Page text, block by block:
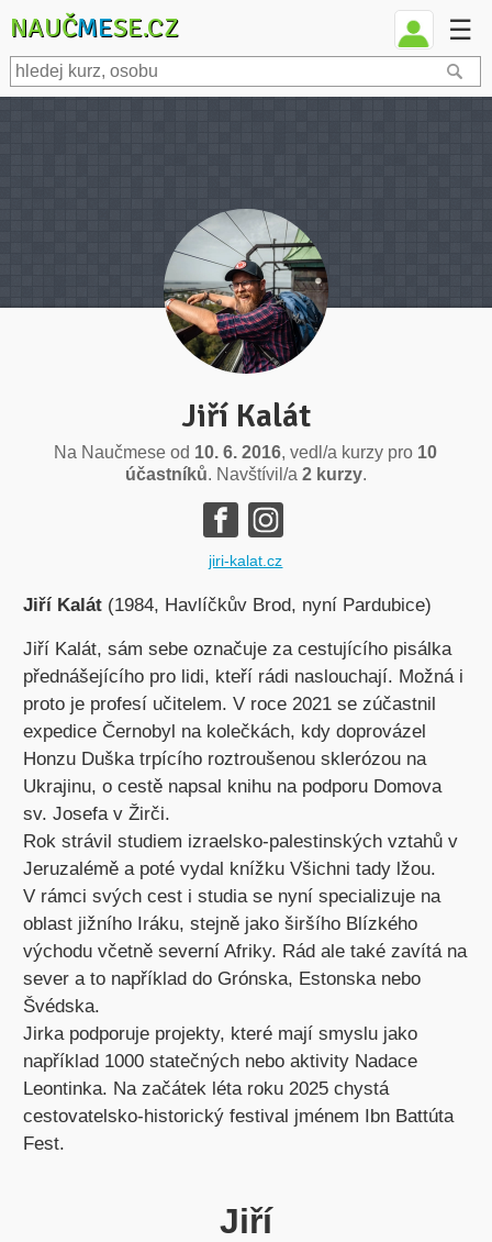
NAUČMESE.CZ ☰
Jiří Kalát
Na Naučmese od 10. 6. 2016, vedl/a kurzy pro 10
účastníků. Navštívil/a 2 kurzy.
jiri-kalat.cz
Jiří Kalát(1984, Havlíčkův Brod, nyní Pardubice)
Jiří Kalát, sám sebe označuje za cestujícího pisálka
přednášejícího pro lidi, kteří rádi naslouchají. Možná i
proto je profesí učitelem. V roce 2021 se zúčastnil
expedice Černobyl na kolečkách, kdy doprovázel
Honzu Duška trpícího roztroušenou sklerózou na
Ukrajinu, o cestě napsal knihu na podporu Domova
sv. Josefa v Žirči.
Rok strávil studiem izraelsko-palestinských vztahů v
Jeruzalémě a poté vydal knížku Všichni tady lžou.
V rámci svých cest i studia se nyní specializuje na
oblast jižního Iráku, stejně jako širšího Blízkého
východu včetně severní Afriky. Rád ale také zavítá na
sever a to například do Grónska, Estonska nebo
Švédska.
Jirka podporuje projekty, které mají smyslu jako
například 1000 statečných nebo aktivity Nadace
Leontinka. Na začátek léta roku 2025 chystá
cestovatelsko-historický festival jménem Ibn Battúta
Fest.
Jiří